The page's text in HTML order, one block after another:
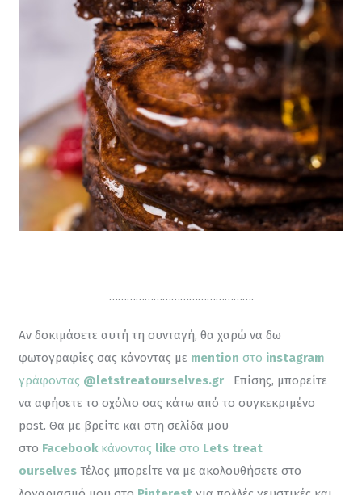
………………………………………….
Αν δοκιμάσετε αυτή τη συνταγή, θα χαρώ να δω
φωτογραφίες σας κάνοντας με mention στο instagram
γράφοντας @letstreatourselves.gr
Επίσης, μπορείτε
να αφήσετε το σχόλιο σας κάτω από το συγκεκριμένο
post. Θα με βρείτε και στη σελίδα μου
στο Facebook κάνοντας like στο Lets treat
ourselves Τέλος μπορείτε να με ακολουθήσετε στο